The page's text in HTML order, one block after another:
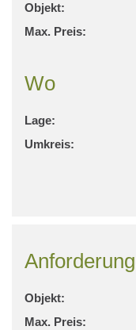
Objekt:
Max. Preis:
Wo
Lage:
Umkreis:
Objekt:
Max. Preis: